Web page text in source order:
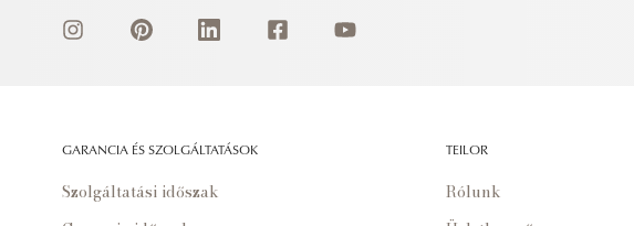
GARANCIA ÉS SZOLGÁLTATÁSOK
Szolgáltatási időszak
TEILOR
Rólunk